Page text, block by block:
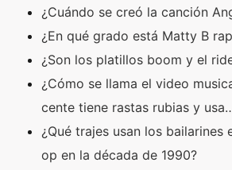
¿Cuándo se creó la canción
¿En qué grado está Matty B
¿Son los platillos boom y el
¿Cómo se llama el video
cente tiene rastas rubias y
¿Qué trajes usan los bailarines
op en la década de 1990?